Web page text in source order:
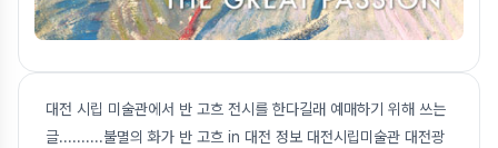
대전 시립 미술관에서 반 고흐 전시를 한다길래 예매하기 위해 쓰는
글..........불멸의 화가 반 고흐 in 대전 정보 대전시립미술관 대전광